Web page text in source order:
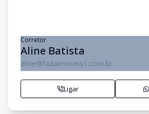
Corretor
Aline Batista
aline@fadaimoveis1.com.br
Ligar